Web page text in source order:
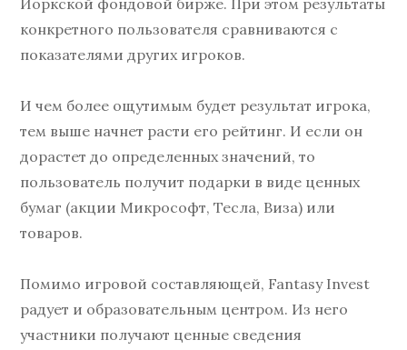
Йоркской фондовой бирже. При этом результаты
конкретного пользователя сравниваются с
показателями других игроков.
И чем более ощутимым будет результат игрока,
тем выше начнет расти его рейтинг. И если он
дорастет до определенных значений, то
пользователь получит подарки в виде ценных
бумаг (акции Микрософт, Тесла, Виза) или
товаров.
Помимо игровой составляющей, Fantasy Invest
радует и образовательным центром. Из него
участники получают ценные сведения